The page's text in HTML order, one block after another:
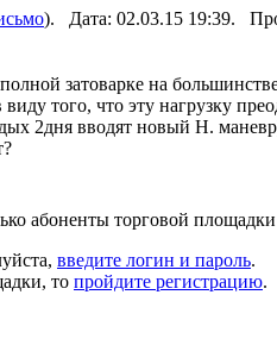
). Дата: 02.03.15 19:39.
затоварке на
того, что эту нагрузку
2дня вводят новый Н.
абоненты торговой
введите логин и пароль.
то пройдите регистрацию.